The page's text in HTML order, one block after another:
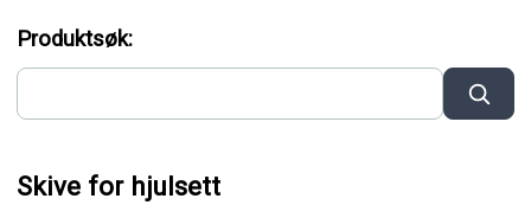
Produktsøk:
Skive for hjulsett